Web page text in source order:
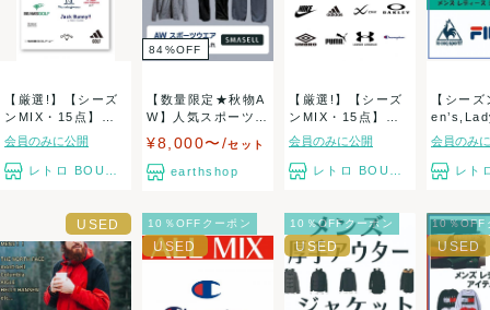
【厳選!】【シーズ
ンMIX・15点】人
気ゴルフブラ...
会員のみに公開
レトロ BOUTIQUE
84%OFF
【数量限定★秋物A
W】人気スポーツブ
¥8,000〜/セット
earthshop
【厳選!】【シーズ
ンMIX・15点】メ
ンズ多め/人...
会員のみに公開
レトロ BOUTIQUE
【シー
会員のみ
レトロ
10％OFFクーポン 10％OFFクーポン 10％OFF